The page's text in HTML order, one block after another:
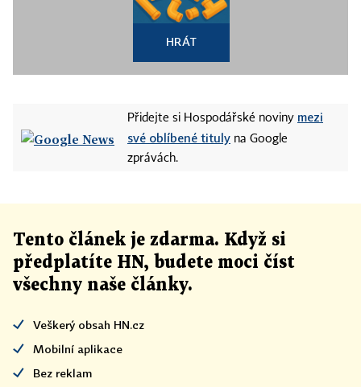
HRÁT
Přidejte si Hospodářské noviny mezi
své oblíbené tituly na Google
zprávách.
Tento článek je zdarma. Když si
předplatíte HN, budete moci číst
všechny naše články.
Veškerý obsah HN.cz
Mobilní aplikace
Bez reklam